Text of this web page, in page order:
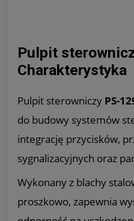
Pulpit
Charakterystyka
Pulpit sterowniczy PS-
do budowy systemów
integrację przycisków,
sygnalizacyjnych oraz
Wykonany z blachy
proszkowo, zapewnia